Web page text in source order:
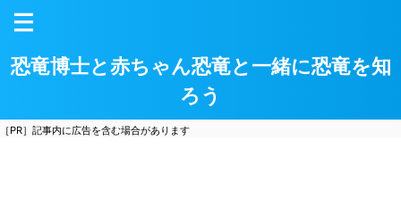
恐竜博士と赤ちゃん恐竜と一緒に恐竜を知
ろう
［PR］記事内に広告を含む場合があります